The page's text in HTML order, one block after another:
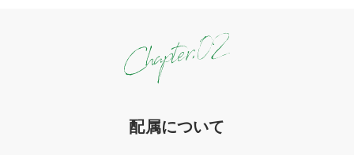
配属について